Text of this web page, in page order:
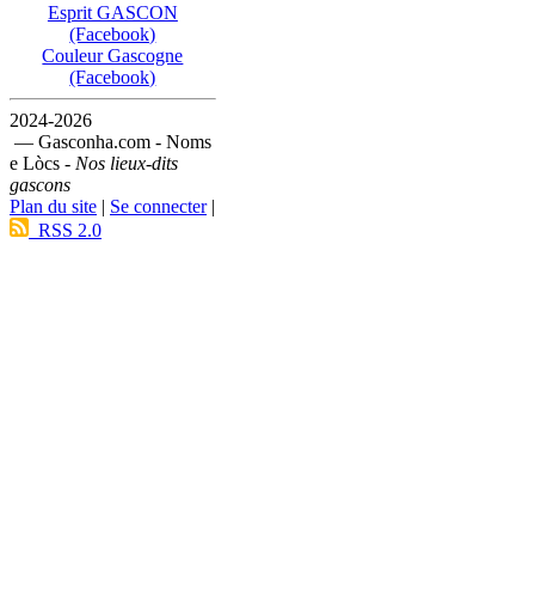
Esprit GASCON
(Facebook)
Couleur Gascogne
(Facebook)
2024-2026
— Gasconha.com - Noms
e Lòcs - Nos lieux-dits
gascons
Plan du site | Se connecter|
RSS 2.0